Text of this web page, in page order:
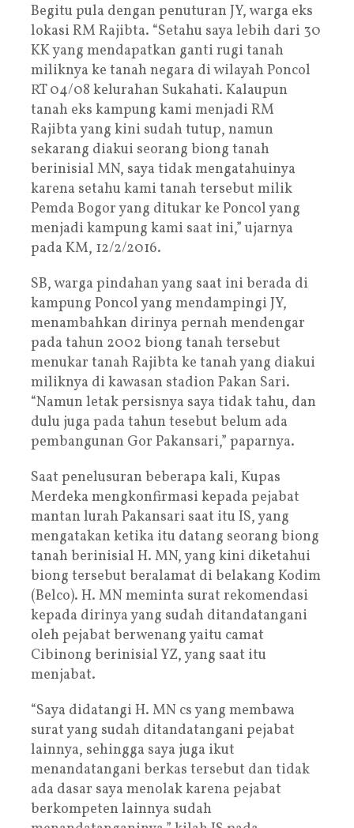
Begitu pula dengan penuturan JY, warga eks
lokasi RM Rajibta. “Setahu saya lebih dari 30
KK yang mendapatkan ganti rugi tanah
miliknya ke tanah negara di wilayah Poncol
RT 04/08 kelurahan Sukahati. Kalaupun
tanah eks kampung kami menjadi RM
Rajibta yang kini sudah tutup, namun
sekarang diakui seorang biong tanah
berinisial MN, saya tidak mengatahuinya
karena setahu kami tanah tersebut milik
Pemda Bogor yang ditukar ke Poncol yang
menjadi kampung kami saat ini,” ujarnya
pada KM, 12/2/2016.
SB, warga pindahan yang saat ini berada di
kampung Poncol yang mendampingi JY,
menambahkan dirinya pernah mendengar
pada tahun 2002 biong tanah tersebut
menukar tanah Rajibta ke tanah yang diakui
miliknya di kawasan stadion Pakan Sari.
“Namun letak persisnya saya tidak tahu, dan
dulu juga pada tahun tesebut belum ada
pembangunan Gor Pakansari,” paparnya.
Saat penelusuran beberapa kali, Kupas
Merdeka mengkonfirmasi kepada pejabat
mantan lurah Pakansari saat itu IS, yang
mengatakan ketika itu datang seorang biong
tanah berinisial H. MN, yang kini diketahui
biong tersebut beralamat di belakang Kodim
(Belco). H. MN meminta surat rekomendasi
kepada dirinya yang sudah ditandatangani
oleh pejabat berwenang yaitu camat
Cibinong berinisial YZ, yang saat itu
menjabat.
“Saya didatangi H. MN cs yang membawa
surat yang sudah ditandatangani pejabat
lainnya, sehingga saya juga ikut
menandatangani berkas tersebut dan tidak
ada dasar saya menolak karena pejabat
berkompeten lainnya sudah